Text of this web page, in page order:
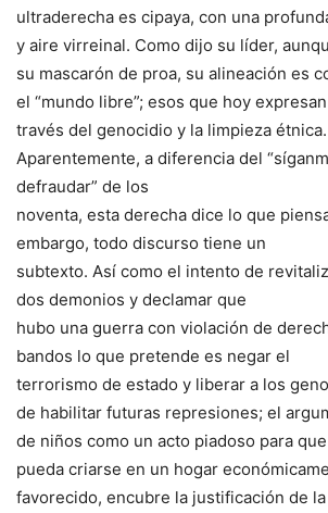
ultraderecha es cipaya, con una
y aire virreinal. Como dijo su líder,
su mascarón de proa, su alineación es
el “mundo libre”; esos que hoy
través del genocidio y la limpieza étnica.
Aparentemente, a diferencia del
defraudar” de los
noventa, esta derecha dice lo que
embargo, todo discurso tiene un
subtexto. Así como el intento de
dos demonios y declamar que
hubo una guerra con violación de
bandos lo que pretende es negar el
terrorismo de estado y liberar a los
de habilitar futuras represiones; el
de niños como un acto piadoso para
pueda criarse en un hogar
favorecido, encubre la justificación de